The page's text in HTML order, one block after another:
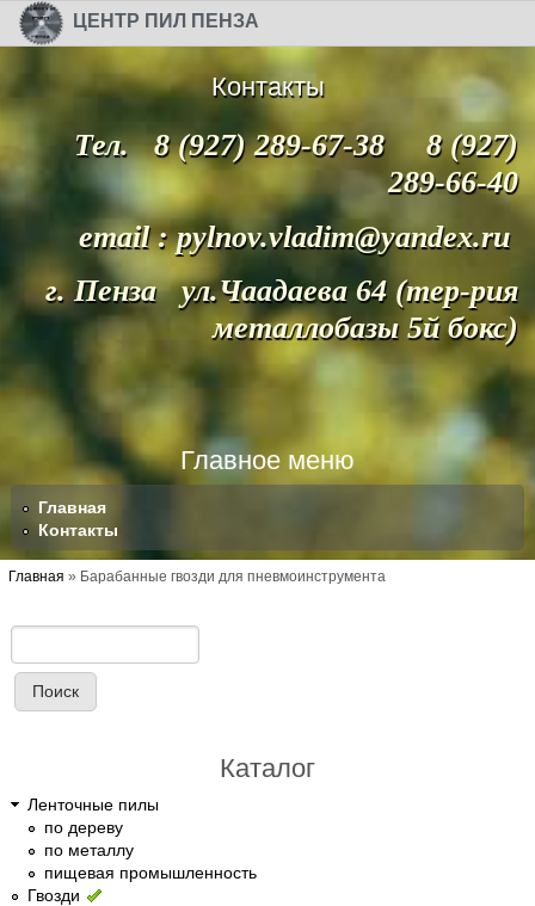
Перейти к основному содержанию
Skip to search
ЦЕНТР ПИЛ ПЕНЗА
Контакты
Тел. 8 (927) 289-67-38 8 (927)
289-66-40
email : pylnov.vladim@yandex.ru
г. Пенза ул.Чаадаева 64 (тер-рия
металлобазы 5й бокс)
Главное меню
Главная
Контакты
Вы здесь
Главная » Барабанные гвозди для пневмоинструмента
Поиск
Каталог
Ленточные пилы
по дереву
по металлу
пищевая промышленность
Гвозди